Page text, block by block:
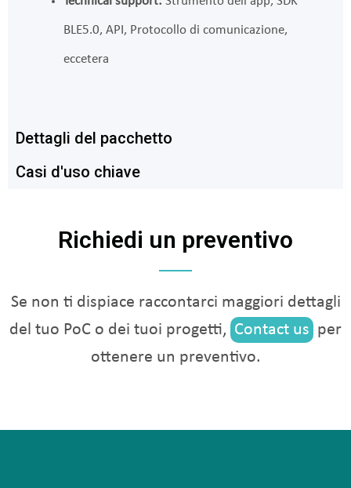
BLE5.0, API, Protocollo di comunicazione,
eccetera
Dettagli del pacchetto
Casi d'uso chiave
Richiedi un preventivo
Se non ti dispiace raccontarci maggiori dettagli
del tuo PoC o dei tuoi progetti, Contact us per
ottenere un preventivo.